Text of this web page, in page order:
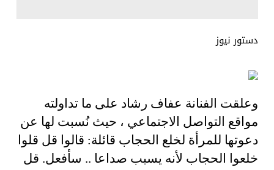
دستور نيوز
وعلقت الفنانة عفاف رشاد على ما تداولته
مواقع التواصل الاجتماعي ، حيث نُسبت لها عن
دعوتها للمرأة لخلع الحجاب قائلة: قالوا قل قلوا
خلعوا الحجاب لأنه يسبب صداعا .. سأفعل. قل